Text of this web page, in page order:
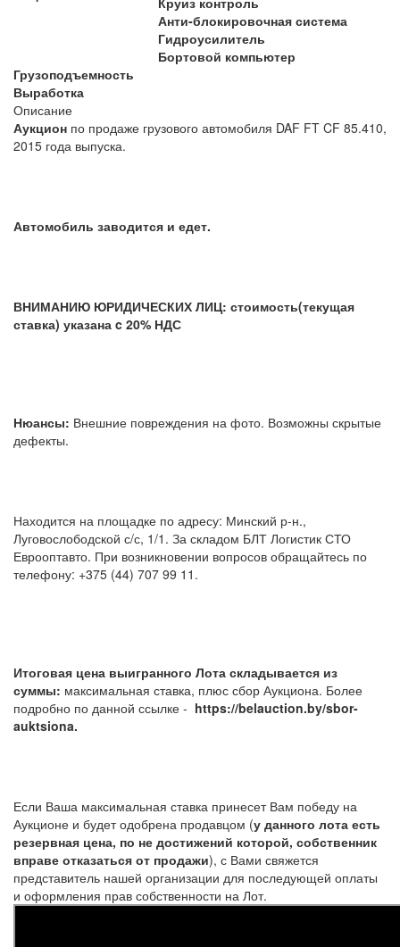
Анти-блокировочная система
Гидроусилитель
Бортовой компьютер
Грузоподъемность
Выработка
Описание
Аукцион по продаже грузового автомобиля DAF FT CF 85.410,
2015 года выпуска.
Автомобиль заводится и едет.
ВНИМАНИЮ ЮРИДИЧЕСКИХ ЛИЦ: стоимость(текущая
ставка) указана c 20% НДС
Нюансы: Внешние повреждения на фото. Возможны скрытые
дефекты.
Находится на площадке по адресу: Минский р-н.,
Луговослободской с/с, 1/1. За складом БЛТ Логистик СТО
Еврооптавто. При возникновении вопросов обращайтесь по
телефону: +375 (44) 707 99 11.
Итоговая цена выигранного Лота складывается из
суммы: максимальная ставка, плюс сбор Аукциона. Более
подробно по данной ссылке - https://belauction.by/sbor-
auktsiona.
Если Ваша максимальная ставка принесет Вам победу на
Аукционе и будет одобрена продавцом (у данного лота есть
резервная цена, по не достижений которой, собственник
вправе отказаться от продажи), с Вами свяжется
представитель нашей организации для последующей оплаты
и оформления прав собственности на Лот.